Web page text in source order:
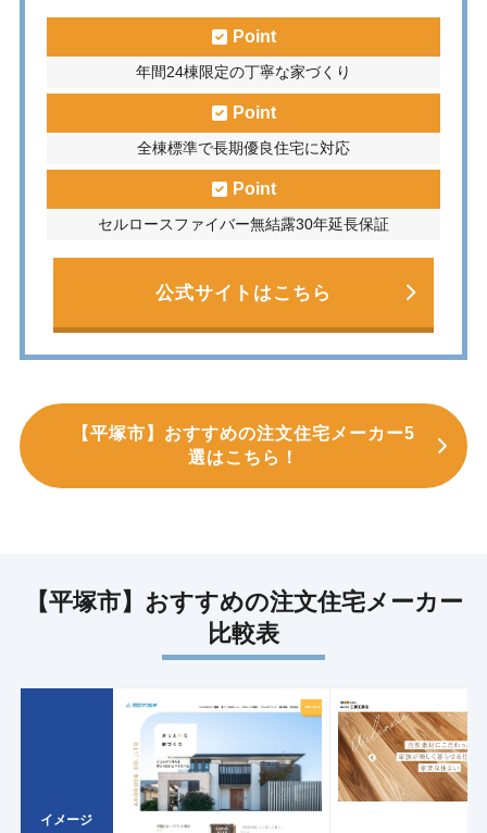
Point
年間24棟限定の丁寧な家づくり
Point
全棟標準で長期優良住宅に対応
Point
セルロースファイバー無結露30年延長保証
公式サイトはこちら
【平塚市】おすすめの注文住宅メーカー5
選はこちら！
【平塚市】おすすめの注文住宅メーカー
比較表
イメージ